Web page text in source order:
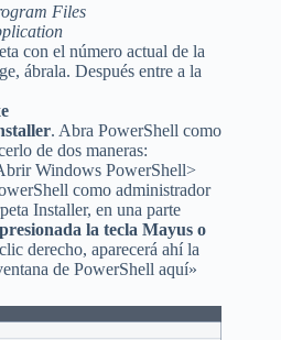
Files
con el número actual de la
ábrala. Después entre a la
. Abra PowerShell como
de dos maneras:
Windows PowerShell>
como administrador
Installer, en una parte
la tecla Mayus o
derecho, aparecerá ahí la
de PowerShell aquí»